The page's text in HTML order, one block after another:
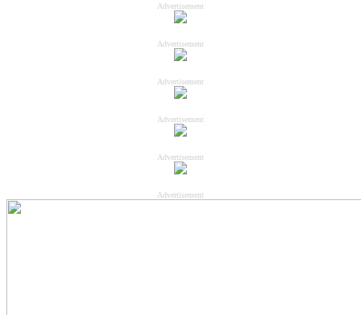
Advertisement
Advertisement
Advertisement
Advertisement
Advertisement
Advertisement